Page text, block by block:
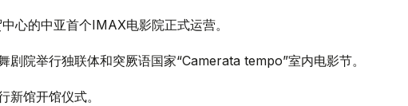
心的中亚首个IMAX电影院正式运营。
剧院举行独联体和突厥语国家“Camerata tempo”室内电影节。
新馆开馆仪式。